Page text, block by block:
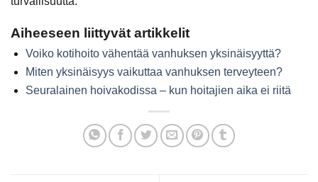
Aiheeseen liittyvät artikkelit
Voiko kotihoito vähentää vanhuksen yksinäisyyttä?
Miten yksinäisyys vaikuttaa vanhuksen terveyteen?
Seuralainen hoivakodissa – kun hoitajien aika ei riitä